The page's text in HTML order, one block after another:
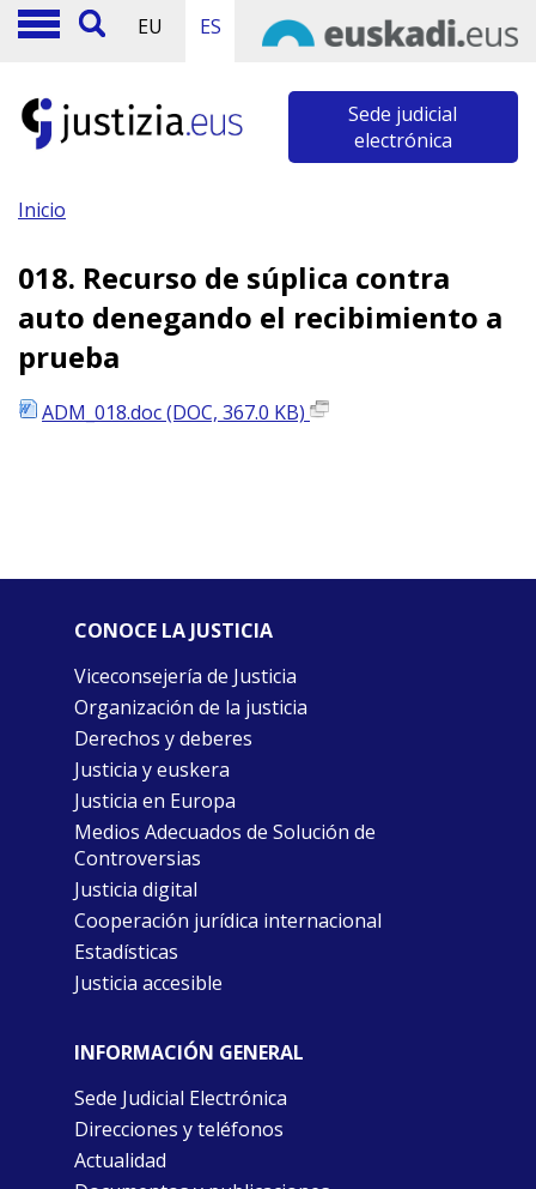
EU ES
Sede judicial
electrónica
Inicio
018. Recurso de súplica contra
auto denegando el recibimiento a
prueba
ADM_018.doc (DOC, 367.0 KB)
CONOCE LA JUSTICIA
Viceconsejería de Justicia
Organización de la justicia
Derechos y deberes
Justicia y euskera
Justicia en Europa
Medios Adecuados de Solución de
Controversias
Justicia digital
Cooperación jurídica internacional
Estadísticas
Justicia accesible
INFORMACIÓN GENERAL
Sede Judicial Electrónica
Direcciones y teléfonos
Actualidad